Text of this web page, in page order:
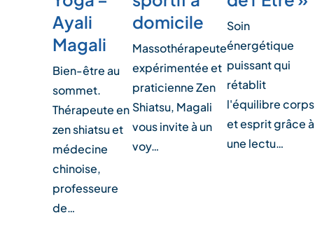
Ayali
Magali
Bien-être au
sommet.
Thérapeute en
zen shiatsu et
médecine
chinoise,
professeure
de…
domicile
Massothérapeute
expérimentée et
praticienne Zen
Shiatsu, Magali
vous invite à un
voy…
Soin
énergétique
puissant qui
rétablit
l'équilibre corps
et esprit grâce à
une lectu…